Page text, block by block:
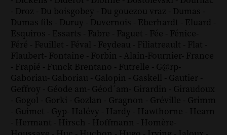
- Droz - Du boisgobey - Du gouezou vraz - Dumas -
Dumas fils - Duruy - Duvernois - Eberhardt - Eluard -
Esquiros - Essarts - Fabre - Faguet - Fée - Fénice-
Féré - Feuillet - Féval - Feydeau - Filiatreault - Flat -
Flaubert- Fontaine - Forbin - Alain-Fournier- France
- Frapié - Funck Brentano - Futrelle - G@rp-
Gaboriau- Gaboriau - Galopin - Gaskell - Gautier -
Geffroy - Géode am- Géod´am- Girardin - Giraudoux
- Gogol - Gorki - Gozlan - Gragnon - Gréville - Grimm
- Guimet - Gyp- Halévy - Hardy - Hawthorne - Hearn
- Hermant - Hirsch - Hoffmann - Homère-